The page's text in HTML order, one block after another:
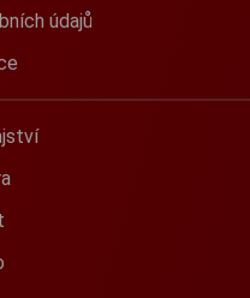
údajů